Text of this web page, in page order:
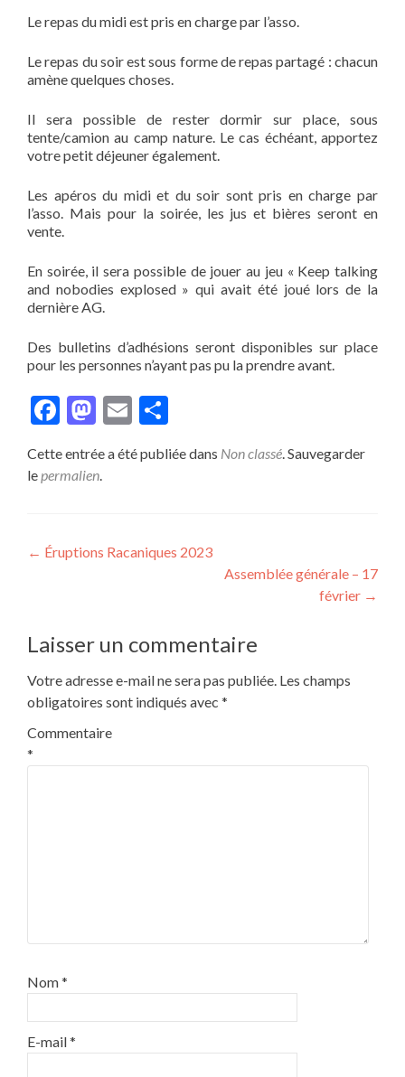
Le repas du midi est pris en charge par l’asso.
Le repas du soir est sous forme de repas partagé : chacun
amène quelques choses.
Il sera possible de rester dormir sur place, sous
tente/camion au camp nature. Le cas échéant, apportez
votre petit déjeuner également.
Les apéros du midi et du soir sont pris en charge par
l’asso. Mais pour la soirée, les jus et bières seront en
vente.
En soirée, il sera possible de jouer au jeu « Keep talking
and nobodies explosed » qui avait été joué lors de la
dernière AG.
Des bulletins d’adhésions seront disponibles sur place
pour les personnes n’ayant pas pu la prendre avant.
Facebook
Mastodon
Email
Cette entrée a été publiée dans Non classé. Sauvegarder
lepermalien.
Navigation
← Éruptions Racaniques 2023
Assemblée générale – 17
février →
Laisser un commentaire
Votre adresse e-mail ne sera pas publiée. Les champs
obligatoires sont indiqués avec *
Commentaire
*
Nom*
E-mail*